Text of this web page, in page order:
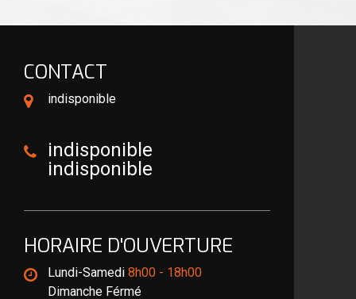
CONTACT
indisponible
indisponible
indisponible
HORAIRE D'OUVERTURE
Lundi-Samedi 8h00 - 18h00
Dimanche Férmé